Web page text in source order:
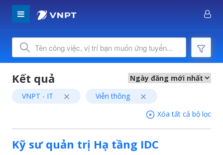
VNPT - IT
Viễn thông
Xóa tất cả bộ lọc
Kỹ sư quản trị Hạ tầng IDC